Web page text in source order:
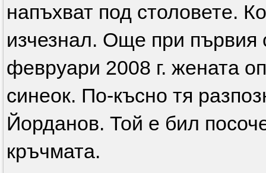
напъхват под столовете.
изчезнал. Още при първия
февруари 2008 г. жената
синеок. По-късно тя
Йорданов. Той е бил
кръчмата.